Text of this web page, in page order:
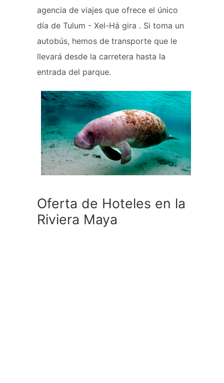
agencia de viajes que ofrece el único
día de Tulum - Xel-Há gira . Si toma un
autobús, hemos de transporte que le
llevará desde la carretera hasta la
entrada del parque.
Oferta de Hoteles en la
Riviera Maya